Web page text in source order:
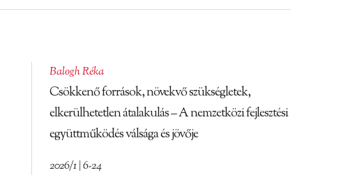
Balogh Réka
Csökkenő források, növekvő szükségletek,
elkerülhetetlen átalakulás – A nemzetközi fejlesztési
együttműködés válsága és jövője
2026/1 | 6-24